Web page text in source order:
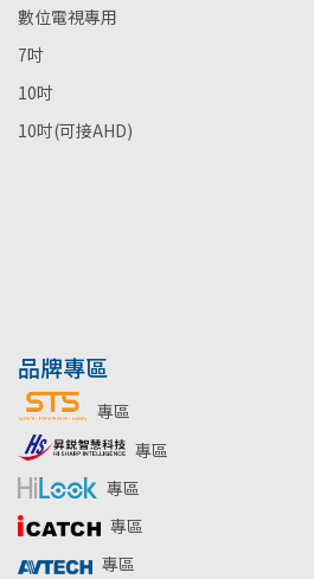
數位電視專用
7吋
10吋
10吋(可接AHD)
品牌專區
專區
專區
專區
專區
專區